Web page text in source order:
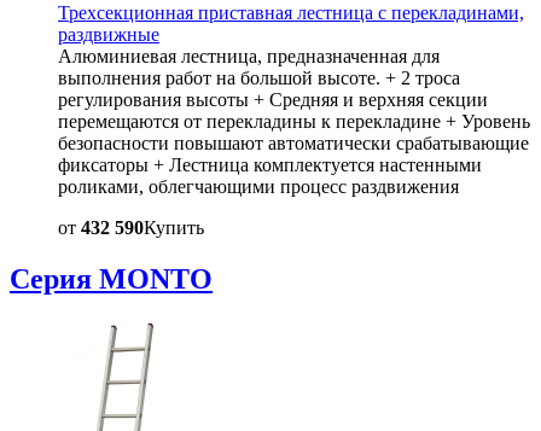
Трехсекционная приставная лестница с перекладинами,
раздвижные
Алюминиевая лестница, предназначенная для
выполнения работ на большой высоте. + 2 троса
регулирования высоты + Средняя и верхняя секции
перемещаются от перекладины к перекладине + Уровень
безопасности повышают автоматически срабатывающие
фиксаторы + Лестница комплектуется настенными
роликами, облегчающими процесс раздвижения
от 432 590Купить
Серия MONTO